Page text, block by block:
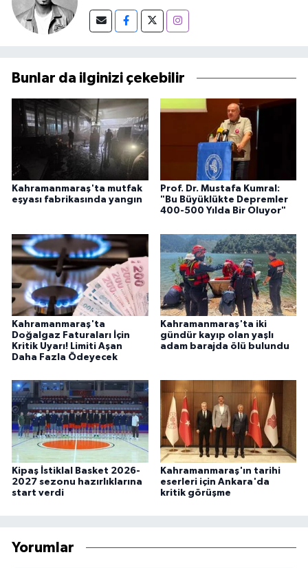
Bunlar da ilginizi çekebilir
Kahramanmaraş'ta mutfak
eşyası fabrikasında yangın
Prof. Dr. Mustafa Kumral:
"Bu Büyüklükte Depremler
400-500 Yılda Bir Oluyor"
Kahramanmaraş'ta
Doğalgaz Faturaları İçin
Kritik Uyarı! Limiti Aşan
Daha Fazla Ödeyecek
Kahramanmaraş'ta iki
gündür kayıp olan yaşlı
adam barajda ölü bulundu
Kipaş İstiklal Basket 2026-
2027 sezonu hazırlıklarına
start verdi
Kahramanmaraş'ın tarihi
eserleri için Ankara'da
kritik görüşme
Yorumlar